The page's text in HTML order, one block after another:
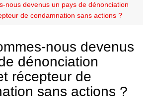
nous devenus un pays de dénonciation
de condamnation sans actions ?
nous devenus
dénonciation
récepteur de
sans actions ?